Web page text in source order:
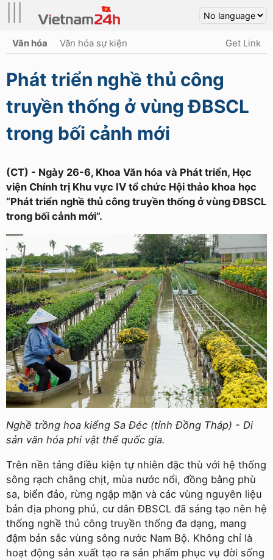
Văn hóa Văn hóa sự kiện Get Link
Phát triển nghề thủ công
truyền thống ở vùng ĐBSCL
trong bối cảnh mới
(CT) - Ngày 26-6, Khoa Văn hóa và Phát triển, Học
viện Chính trị Khu vực IV tổ chức Hội thảo khoa học
“Phát triển nghề thủ công truyền thống ở vùng ĐBSCL
trong bối cảnh mới”.
Nghề trồng hoa kiểng Sa Đéc (tỉnh Đồng Tháp) - Di
sản văn hóa phi vật thể quốc gia.
Trên nền tảng điều kiện tự nhiên đặc thù với hệ thống
sông rạch chằng chịt, mùa nước nổi, đồng bằng phù
sa, biển đảo, rừng ngập mặn và các vùng nguyên liệu
bản địa phong phú, cư dân ĐBSCL đã sáng tạo nên hệ
thống nghề thủ công truyền thống đa dạng, mang
đậm bản sắc vùng sông nước Nam Bộ. Không chỉ là
hoạt động sản xuất tạo ra sản phẩm phục vụ đời sống